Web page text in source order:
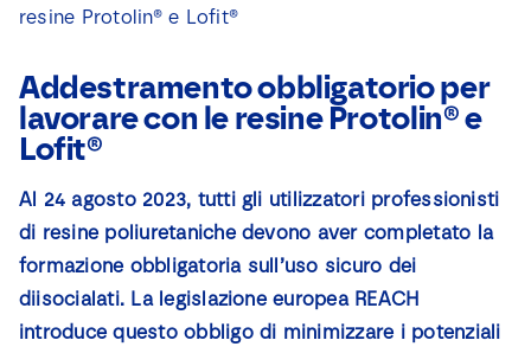
Sfide
Progetti
Notizie
resine Protolin® e Lofit®
Addestramento obbligatorio per
lavorare con le resine Protolin® e
Lofit®
Al 24 agosto 2023, tutti gli utilizzatori professionisti
di resine poliuretaniche devono aver completato la
formazione obbligatoria sull’uso sicuro dei
diisocialati. La legislazione europea REACH
introduce questo obbligo di minimizzare i potenziali